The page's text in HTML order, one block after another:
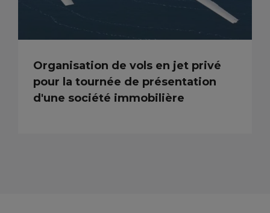
Organisation de vols en jet privé
pour la tournée de présentation
d'une société immobilière